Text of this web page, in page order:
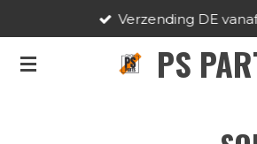
naar
PS
Verzending DE